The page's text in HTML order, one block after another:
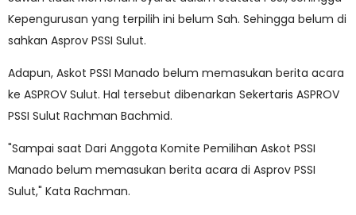
Kepengurusan yang terpilih ini belum Sah. Sehingga belum di
sahkan Asprov PSSI Sulut.
Adapun, Askot PSSI Manado belum memasukan berita acara
ke ASPROV Sulut. Hal tersebut dibenarkan Sekertaris ASPROV
PSSI Sulut Rachman Bachmid.
"Sampai saat Dari Anggota Komite Pemilihan Askot PSSI
Manado belum memasukan berita acara di Asprov PSSI
Sulut," Kata Rachman.